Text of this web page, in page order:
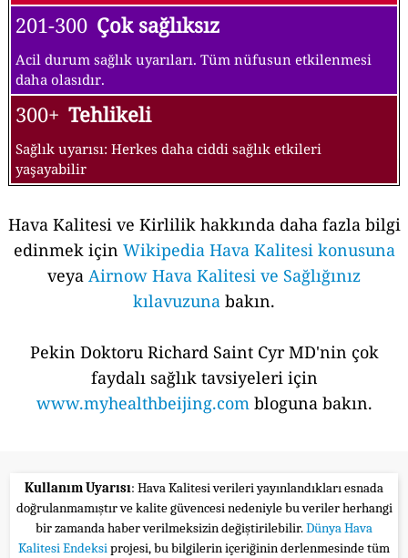
201-300 Çok sağlıksız
Acil durum sağlık uyarıları. Tüm nüfusun etkilenmesi
daha olasıdır.
300+ Tehlikeli
Sağlık uyarısı: Herkes daha ciddi sağlık etkileri
yaşayabilir
Hava Kalitesi ve Kirlilik hakkında daha fazla bilgi
edinmek için Wikipedia Hava Kalitesi konusuna
veya Airnow Hava Kalitesi ve Sağlığınız
kılavuzuna bakın.
Pekin Doktoru Richard Saint Cyr MD'nin çok
faydalı sağlık tavsiyeleri için
www.myhealthbeijing.combloguna bakın.
Kullanım Uyarısı: Hava Kalitesi verileri yayınlandıkları esnada
doğrulanmamıştır ve kalite güvencesi nedeniyle bu veriler herhangi
bir zamanda haber verilmeksizin değiştirilebilir.Dünya Hava
Kalitesi Endeksiprojesi, bu bilgilerin içeriğinin derlenmesinde tüm